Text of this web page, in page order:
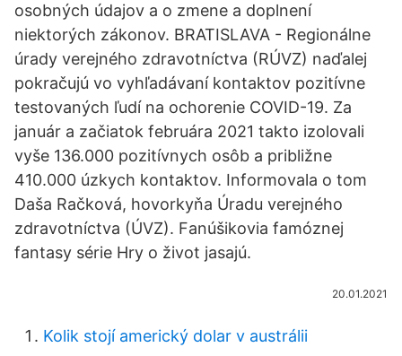
osobných údajov a o zmene a doplnení
niektorých zákonov. BRATISLAVA - Regionálne
úrady verejného zdravotníctva (RÚVZ) naďalej
pokračujú vo vyhľadávaní kontaktov pozitívne
testovaných ľudí na ochorenie COVID-19. Za
január a začiatok februára 2021 takto izolovali
vyše 136.000 pozitívnych osôb a približne
410.000 úzkych kontaktov. Informovala o tom
Daša Račková, hovorkyňa Úradu verejného
zdravotníctva (ÚVZ). Fanúšikovia famóznej
fantasy série Hry o život jasajú.
20.01.2021
Kolik stojí americký dolar v austrálii